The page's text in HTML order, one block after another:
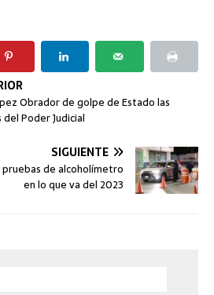
Obrador de golpe de Estado las
Poder Judicial
SIGUIENTE
pruebas de alcoholímetro
en lo que va del 2023